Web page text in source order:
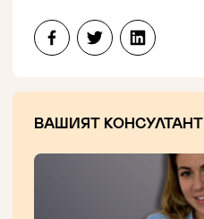
ВАШИЯТ КОНСУЛТАНТ